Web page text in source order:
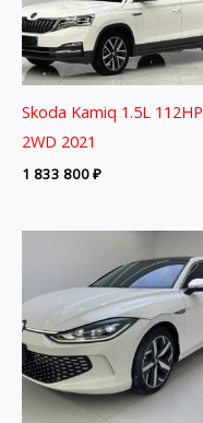
Skoda Kamiq 1.5L 112HP
2WD 2021
1 833 800₽